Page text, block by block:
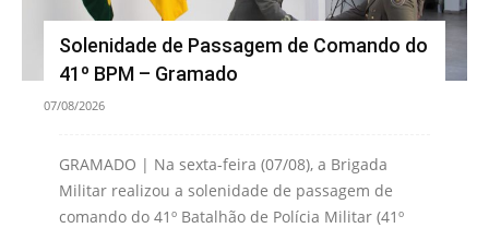
Solenidade de Passagem de Comando do
41º BPM – Gramado
07/08/2026
GRAMADO | Na sexta-feira (07/08), a Brigada
Militar realizou a solenidade de passagem de
comando do 41º Batalhão de Polícia Militar (41º